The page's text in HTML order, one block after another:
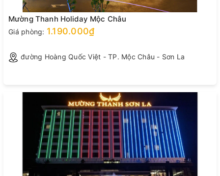
Mường Thanh Holiday Mộc Châu
Giá phòng: 1.190.000₫
đường Hoàng Quốc Việt - TP. Mộc Châu - Sơn La